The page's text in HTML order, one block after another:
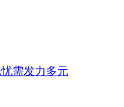
需发力多元